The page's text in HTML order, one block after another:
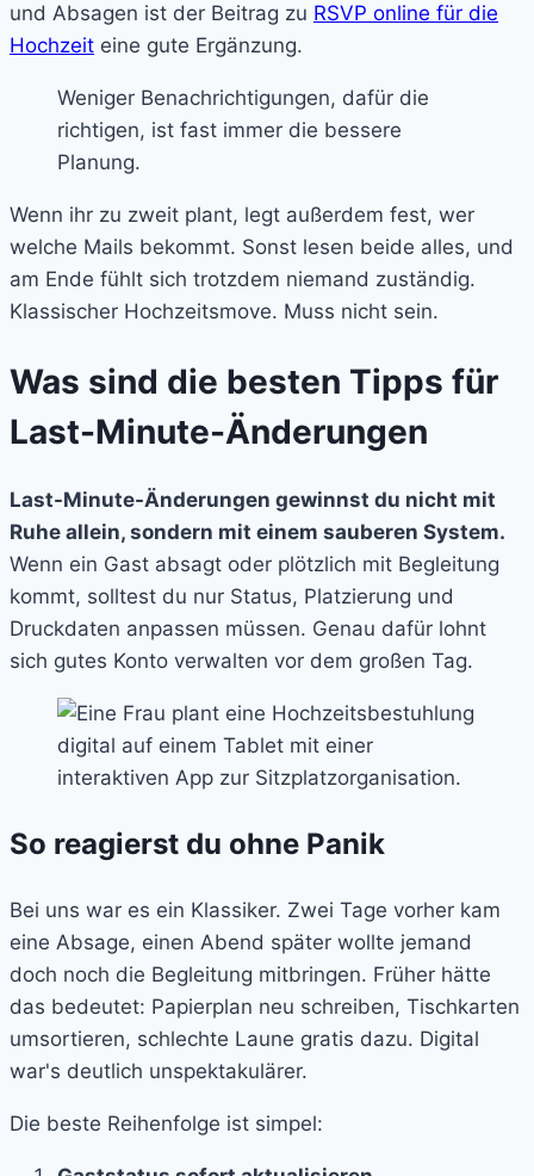
und Absagen ist der Beitrag zu RSVP online für die
Hochzeit eine gute Ergänzung.
Weniger Benachrichtigungen, dafür die
richtigen, ist fast immer die bessere
Planung.
Wenn ihr zu zweit plant, legt außerdem fest, wer
welche Mails bekommt. Sonst lesen beide alles, und
am Ende fühlt sich trotzdem niemand zuständig.
Klassischer Hochzeitsmove. Muss nicht sein.
Was sind die besten Tipps für
Last-Minute-Änderungen
Last-Minute-Änderungen gewinnst du nicht mit
Ruhe allein, sondern mit einem sauberen System.
Wenn ein Gast absagt oder plötzlich mit Begleitung
kommt, solltest du nur Status, Platzierung und
Druckdaten anpassen müssen. Genau dafür lohnt
sich gutes Konto verwalten vor dem großen Tag.
So reagierst du ohne Panik
Bei uns war es ein Klassiker. Zwei Tage vorher kam
eine Absage, einen Abend später wollte jemand
doch noch die Begleitung mitbringen. Früher hätte
das bedeutet: Papierplan neu schreiben, Tischkarten
umsortieren, schlechte Laune gratis dazu. Digital
war's deutlich unspektakulärer.
Die beste Reihenfolge ist simpel: